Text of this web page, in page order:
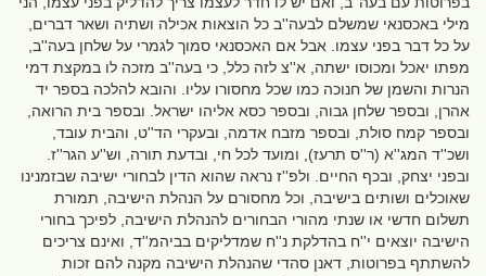
מילי באכסנאי שמשלם לבעה''ב כל הוצאות אכילה ושתיה ושאר דברים,
על כל דבר בפני עצמו. אבל אם האכסנאי סמוך לגמרי על שלחן בעה''ב,
מפתו יאכל ומכוסו ישתה, א''צ לזה כלל, כי בעה''ב מזכה לו במקצת דמי
הנרות והשמן של חנוכה כמו שכל מחסורו עליו. והובא להלכה בספר יד
אהרן, ובספר שלחן גבוה, ובספר כסא אליהו ישראל. ובספר בית הרואה,
ובספר קמח סולת, ובספר מזבח אדמה, ובעקרי הד''ט, והבית עובד,
ושכ''ד המג''א (ר''ס תרעז), ומועד לכל חי, ובדעת תורה, וש''ע הגר''ז.
ובפני יצחק, ובכף החיים. ולפ''ז נראה שהוא הדין לבחורי ישיבה שבזמנינו
שאוכלים ושותים בישיבה, וכל מחסורם על הנהלת הישיבה, תמורת
תשלום חדשי או שנתי מהורי הבחורים להנהלת הישיבה, לפיכך בחורי
הישיבה יוצאים י''ח בהדלקת נ''ח שמדליקים בביהמ''ד, ואינם צריכים
להשתתף בפרוטות, דאנן סהדי שהנהלת הישיבה מקנה להם זכות